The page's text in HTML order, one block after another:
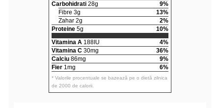
Carbohidrati 28g
9%
Fibre 3g
13%
Zahar 2g
2%
Proteine 5g
10%
Vitamina A 188IU
4%
Vitamina C 30mg
36%
Calciu 86mg
9%
Fier 1mg 6%
* Valorile procentuale se bazează pe o dietă zilnica
de 2000 de calorii.